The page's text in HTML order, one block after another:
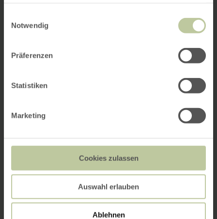
Notwendig
Präferenzen
Statistiken
Marketing
Cookies zulassen
Auswahl erlauben
Ablehnen